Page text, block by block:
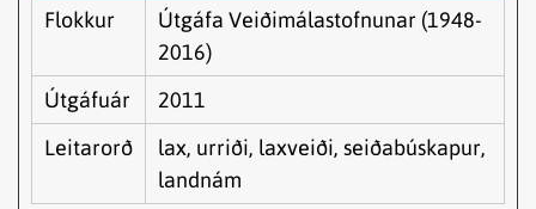
Flokkur
Útgáfa Veiðimálastofnunar (1948-
2016)
Útgáfuár
2011
Leitarorð
lax, urriði, laxveiði, seiðabúskapur,
landnám